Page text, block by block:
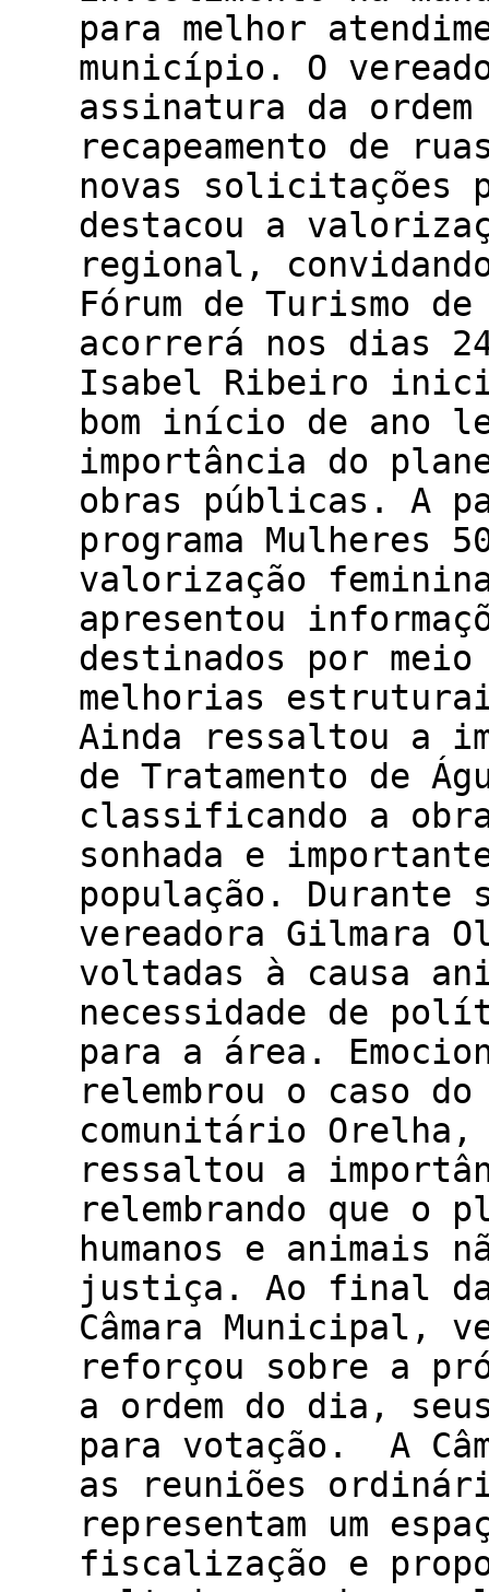
para melhor
município. O
assinatura da
recapeamento de
novas solicitações
destacou a
regional,
Fórum de Turismo
acorrerá nos dias
Isabel Ribeiro
bom início de ano
importância do
obras públicas. A
programa Mulheres
valorização
apresentou
destinados por
melhorias
Ainda ressaltou a
de Tratamento de
classificando a obra
sonhada e
população.
vereadora Gilmara
voltadas à causa
necessidade de
para a área.
relembrou o caso
comunitário
ressaltou a
relembrando que o
humanos e animais
justiça. Ao final
Câmara Municipal,
reforçou sobre a
a ordem do dia,
para votação. A
as reuniões
representam um
fiscalização e